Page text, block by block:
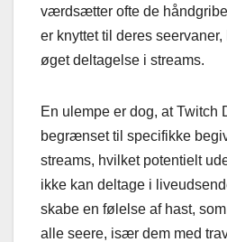
værdsætter ofte de
er knyttet til deres seervaner,
øget deltagelse i streams.
En ulempe er dog, at Twitch
begrænset til specifikke
streams, hvilket potentielt
ikke kan deltage i
skabe en følelse af hast,
alle seere, især dem med